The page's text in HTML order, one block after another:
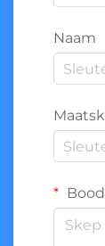
Naam